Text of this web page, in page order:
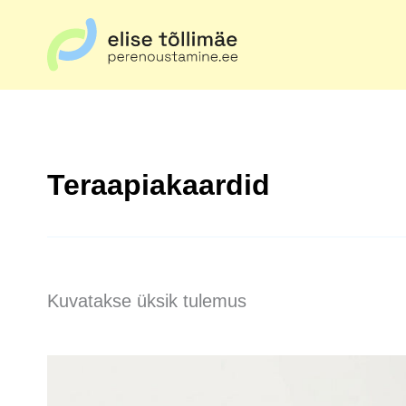
content
Teraapiakaardid
Kuvatakse üksik tulemus